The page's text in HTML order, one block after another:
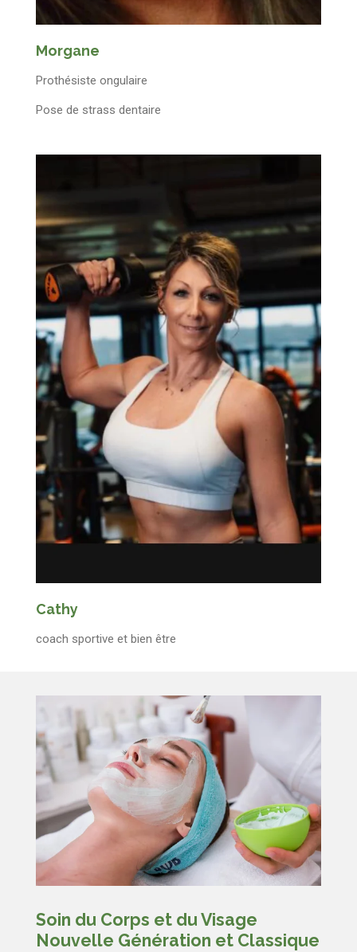
Morgane
Prothésiste ongulaire
Pose de strass dentaire
Cathy
coach sportive et bien être
Soin du Corps et du Visage
Nouvelle Génération et Classique